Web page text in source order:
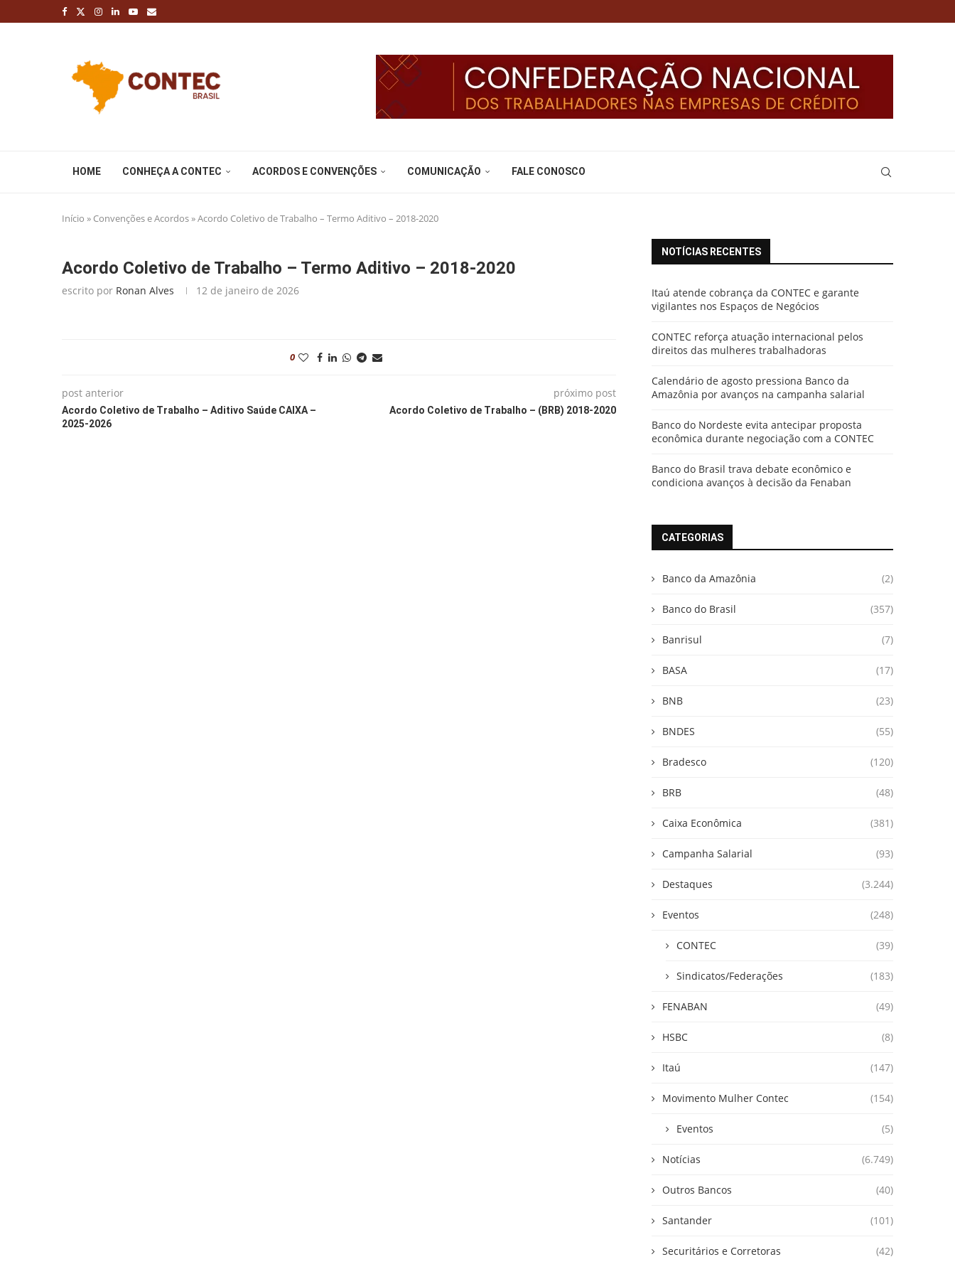
HOME CONHEÇA A CONTEC ACORDOS E CONVENÇÕES COMUNICAÇÃO FALE CONOSCO
Início » Convenções e Acordos»Acordo Coletivo de Trabalho – Termo Aditivo – 2018-2020
Acordo Coletivo de Trabalho – Termo Aditivo – 2018-2020
escrito por Ronan Alves 12 de janeiro de 2026
0
post anterior
Acordo Coletivo de Trabalho – Aditivo Saúde CAIXA –
2025-2026
próximo post
Acordo Coletivo de Trabalho – (BRB) 2018-2020
NOTÍCIAS RECENTES
Itaú atende cobrança da CONTEC e garante
vigilantes nos Espaços de Negócios
CONTEC reforça atuação internacional pelos
direitos das mulheres trabalhadoras
Calendário de agosto pressiona Banco da
Amazônia por avanços na campanha salarial
Banco do Nordeste evita antecipar proposta
econômica durante negociação com a CONTEC
Banco do Brasil trava debate econômico e
condiciona avanços à decisão da Fenaban
CATEGORIAS
Banco da Amazônia (2)
Banco do Brasil (357)
Banrisul (7)
BASA (17)
BNB (23)
BNDES (55)
Bradesco (120)
BRB (48)
Caixa Econômica (381)
Campanha Salarial (93)
Destaques (3.244)
Eventos (248)
CONTEC (39)
Sindicatos/Federações (183)
FENABAN (49)
HSBC (8)
Itaú (147)
Movimento Mulher Contec (154)
Eventos (5)
Notícias (6.749)
Outros Bancos (40)
Santander (101)
Securitários e Corretoras (42)